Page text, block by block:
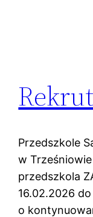
Przedszkole
w
przedszkola
16.02.2026
o